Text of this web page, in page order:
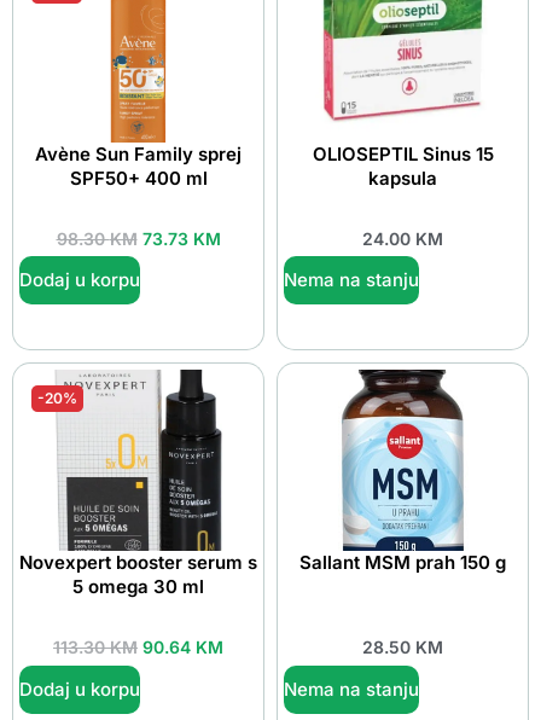
Avène Sun Family sprej
SPF50+ 400 ml
98.30KM 73.73 KM
Dodaj u korpu
OLIOSEPTIL Sinus 15
kapsula
24.00 KM
Nema na stanju
-20%
Novexpert booster serum s
5 omega 30 ml
113.30KM 90.64 KM
Dodaj u korpu
Sallant MSM prah 150 g
28.50 KM
Nema na stanju